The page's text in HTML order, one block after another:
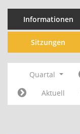
Informationen
Sitzungen
Quartal
Aktuell